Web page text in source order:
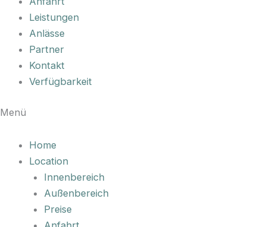
Leistungen
Anlässe
Partner
Kontakt
Verfügbarkeit
Menü
Home
Location
Innenbereich
Außenbereich
Preise